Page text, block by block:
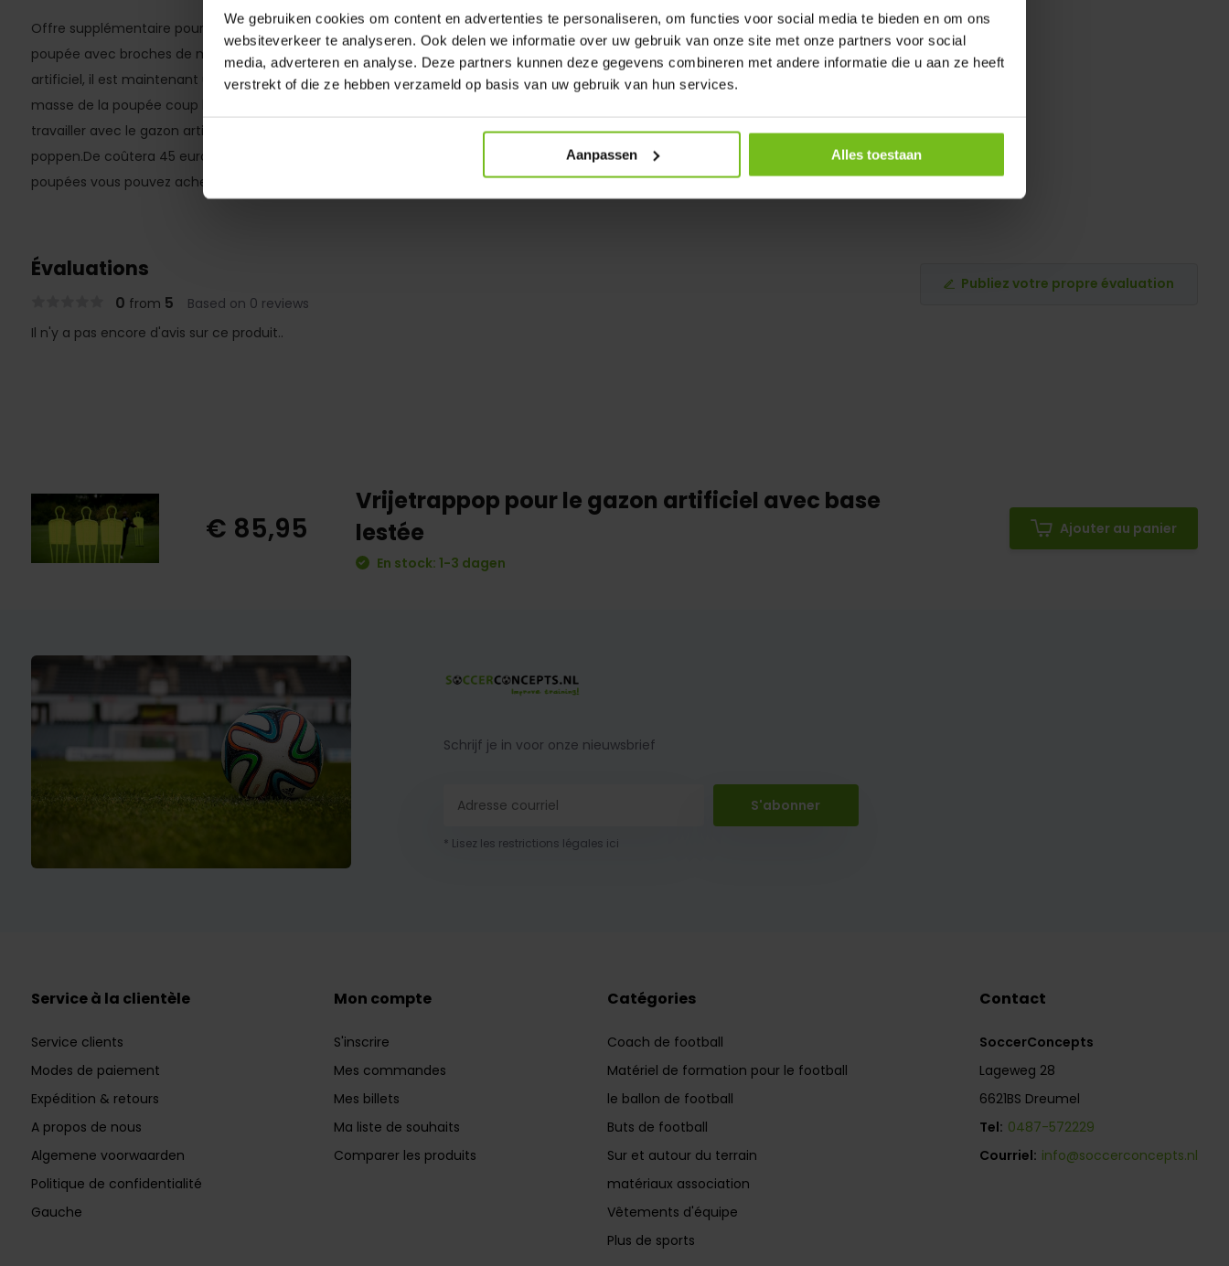
We gebruiken cookies om content en advertenties te personaliseren, om functies voor social media te bieden en om ons
websiteverkeer te analyseren. Ook delen we informatie over uw gebruik van onze site met onze partners voor social
media, adverteren en analyse. Deze partners kunnen deze gegevens combineren met andere informatie die u aan ze heeft
verstrekt of die ze hebben verzameld op basis van uw gebruik van hun services.
Aanpassen Alles toestaan
Offre supplémentaire pour les associations avec gazon artificiel: Pour le coup franc
poupée avec broches de masse peut également être utilisé sur les champs de gazon
artificiel, il est maintenant un pied renforcé ou aggraver conçu, qui adapte les broches de
masse de la poupée coup libre. (voir photo 3) De cette façon, vous obtenez également de
travailler avec le gazon artificiel informer indépendamment de l'autre base lestée oefen-
poppen.De coûtera 45 euros. Maintenant, comme une offre spéciale à l'achat de cinq
poupées vous pouvez acheter 5 pieds pour 200 euros.
Évaluations
0 from 5 Based on 0 reviews
Publiez votre propre évaluation
Il n'y a pas encore d'avis sur ce produit..
€ 85,95
Vrijetrappop pour le gazon artificiel avec base
lestée
En stock: 1-3 dagen
Ajouter au panier
Schrijf je in voor onze nieuwsbrief
S'abonner
* Lisez les restrictions légales ici
Service à la clientèle
Service clients
Modes de paiement
Expédition & retours
A propos de nous
Algemene voorwaarden
Politique de confidentialité
Gauche
Mon compte
S'inscrire
Mes commandes
Mes billets
Ma liste de souhaits
Comparer les produits
Catégories
Coach de football
Matériel de formation pour le football
le ballon de football
Buts de football
Sur et autour du terrain
matériaux association
Vêtements d'équipe
Plus de sports
Contact
SoccerConcepts
Lageweg 28
6621BS Dreumel
Tel: 0487-572229
Courriel: info@soccerconcepts.nl